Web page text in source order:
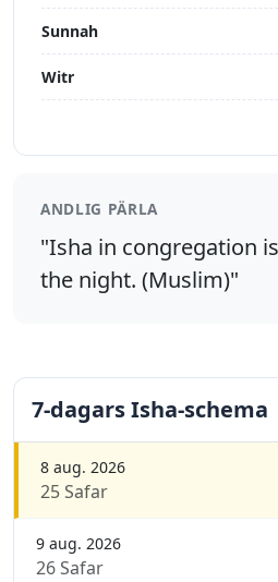
Sunnah
Witr
ANDLIG PÄRLA
"Isha in congregation
the night. (Muslim)"
7-dagars Isha-schema
8 aug. 2026
25 Safar
9 aug. 2026
26 Safar